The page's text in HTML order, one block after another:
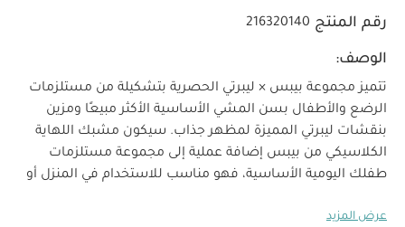
رقم المنتج 216320140
الوصف:
تتميز مجموعة بيبس × ليبرتي الحصرية بتشكيلة من مستلزمات
الرضع والأطفال بسن المشي الأساسية الأكثر مبيعًا ومزين
بنقشات ليبرتي المميزة لمظهر جذاب. سيكون مشبك اللهاية
الكلاسيكي من بيبس إضافة عملية إلى مجموعة مستلزمات
طفلك اليومية الأساسية، فهو مناسب للاستخدام في المنزل أو
الطفل فحسب.
عرض المزيد